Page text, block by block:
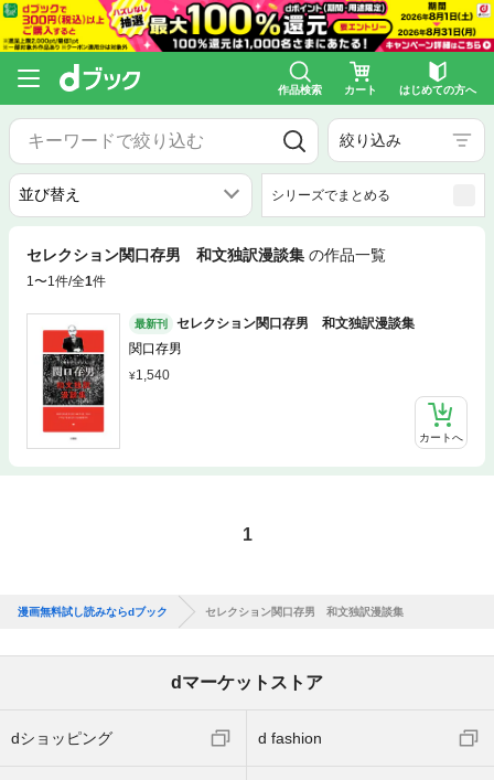
作品検索 カート はじめての方へ
絞り込み
シリーズでまとめる
セレクション関口存男 和文独訳漫談集 の作品一覧
1〜1件/全1件
最新刊
セレクション関口存男 和文独訳漫談集
関口存男
1,540
カートへ
1
漫画無料試し読みならdブック セレクション関口存男 和文独訳漫談集
dマーケットストア
dショッピング d fashion